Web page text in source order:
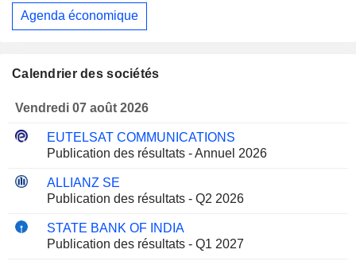
Agenda économique
Calendrier des sociétés
Vendredi 07 août 2026
EUTELSAT COMMUNICATIONS
Publication des résultats - Annuel 2026
ALLIANZ SE
Publication des résultats - Q2 2026
STATE BANK OF INDIA
Publication des résultats - Q1 2027